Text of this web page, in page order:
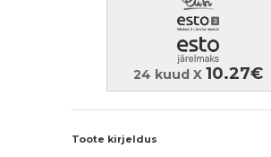
24 kuud X 10.27€
Toote kirjeldus